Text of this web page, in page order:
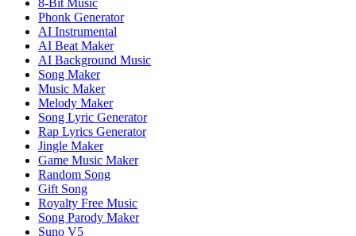
8-Bit Music
Phonk Generator
AI Instrumental
AI Beat Maker
AI Background Music
Song Maker
Music Maker
Melody Maker
Song Lyric Generator
Rap Lyrics Generator
Jingle Maker
Game Music Maker
Random Song
Gift Song
Royalty Free Music
Song Parody Maker
Suno V5